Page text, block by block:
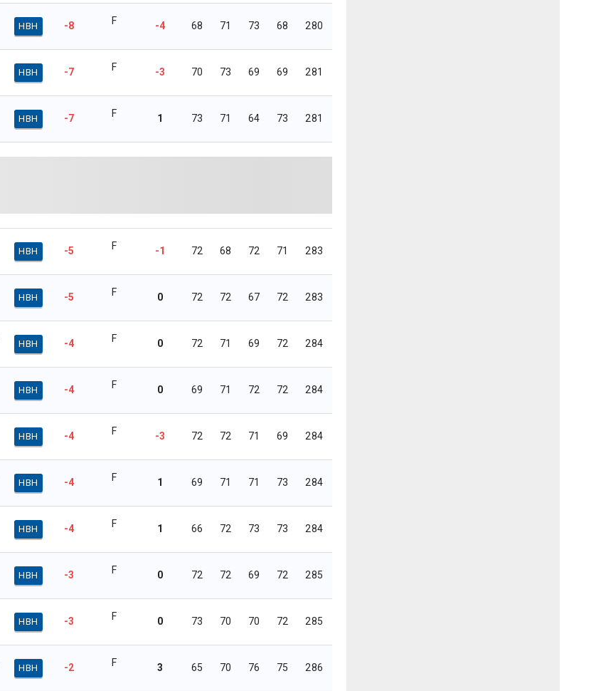
HBH -8 F -4 68 71 73 68 280
HBH -7 F -3 70 73 69 69 281
HBH -7 F 1 73 71 64 73 281
HBH -5 F -1 72 68 72 71 283
HBH -5 F 0 72 72 67 72 283
HBH -4 F 0 72 71 69 72 284
HBH -4 F 0 69 71 72 72 284
HBH -4 F -3 72 72 71 69 284
HBH -4 F 1 69 71 71 73 284
HBH -4 F 1 66 72 73 73 284
HBH -3 F 0 72 72 69 72 285
HBH -3 F 0 73 70 70 72 285
HBH -2 F 3 65 70 76 75 286